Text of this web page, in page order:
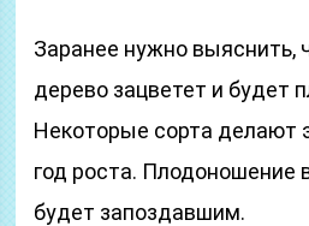
Заранее нужно выяснить,
дерево зацветет и будет
Некоторые сорта делают
год роста. Плодоношение
будет запоздавшим.